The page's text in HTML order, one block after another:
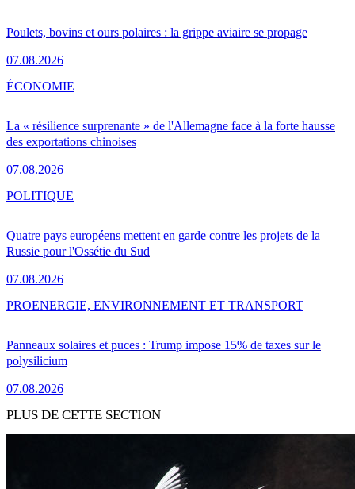
Poulets, bovins et ours polaires : la grippe aviaire se propage
07.08.2026
La « résilience surprenante » de l'Allemagne face à la forte hausse
des exportations chinoises
07.08.2026
ÉCONOMIE
Quatre pays européens mettent en garde contre les projets de la
Russie pour l'Ossétie du Sud
07.08.2026
POLITIQUE
Panneaux solaires et puces : Trump impose 15% de taxes sur le
polysilicium
07.08.2026
PROENERGIE, ENVIRONNEMENT ET TRANSPORT
PLUS DE CETTE SECTION